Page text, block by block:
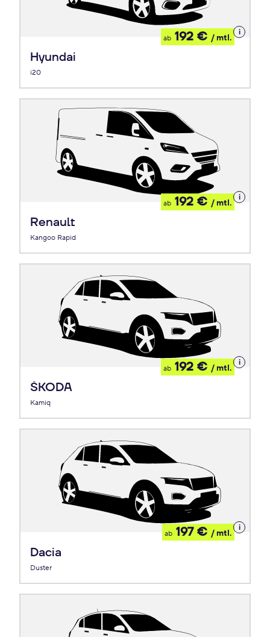
Hyundai
i20
ab 192 € / mtl.
Details
zum
Renault
Kangoo Rapid
ab 192 € / mtl.
Details
zum
ŠKODA
Kamiq
ab 192 € / mtl.
Details
zum
Dacia
Duster
ab 197 € / mtl.
Details
zum